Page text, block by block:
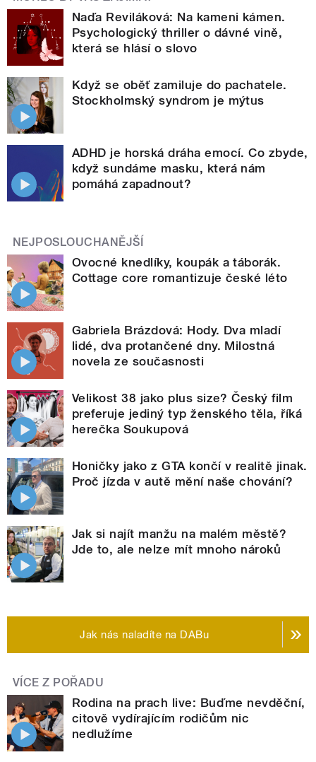
Naďa Reviláková: Na kameni kámen.
Psychologický thriller o dávné vině,
která se hlásí o slovo
Když se oběť zamiluje do pachatele.
Stockholmský syndrom je mýtus
ADHD je horská dráha emocí. Co zbyde,
když sundáme masku, která nám
pomáhá zapadnout?
NEJPOSLOUCHANĚJŠÍ
Ovocné knedlíky, koupák a táborák.
Cottage core romantizuje české léto
Gabriela Brázdová: Hody. Dva mladí
lidé, dva protančené dny. Milostná
novela ze současnosti
Velikost 38 jako plus size? Český film
preferuje jediný typ ženského těla, říká
herečka Soukupová
Honičky jako z GTA končí v realitě jinak.
Proč jízda v autě mění naše chování?
Jak si najít manžu na malém městě?
Jde to, ale nelze mít mnoho nároků
Jak nás naladíte na DABu
VÍCE Z POŘADU
Rodina na prach live: Buďme nevděční,
citově vydírajícím rodičům nic
nedlužíme